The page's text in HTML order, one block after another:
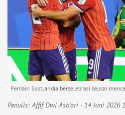
Pemain Skotlandia berselebrasi seusai
Penulis:Affif Dwi Ash'ari - 14 Juni 2026